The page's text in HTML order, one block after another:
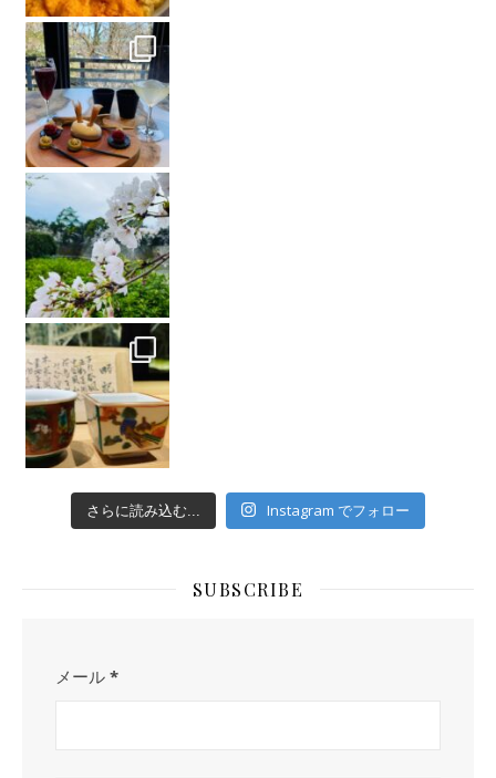
#名古屋城 #桜 #春 #japanesespring #cherryb
さらに読み込む... Instagram でフォロー
SUBSCRIBE
メール *